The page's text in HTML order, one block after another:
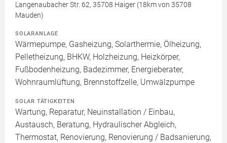
Langenaubacher Str. 62, 35708 Haiger (18km von 35708
Mauden)
SOLARANLAGE
Wärmepumpe, Gasheizung, Solarthermie, Ölheizung,
Pelletheizung, BHKW, Holzheizung, Heizkörper,
Fußbodenheizung, Badezimmer, Energieberater,
Wohnraumlüftung, Brennstoffzelle, Umwälzpumpe
SOLAR TÄTIGKEITEN
Wartung, Reparatur, Neuinstallation / Einbau,
Austausch, Beratung, Hydraulischer Abgleich,
Thermostat, Renovierung, Renovierung / Badsanierung,